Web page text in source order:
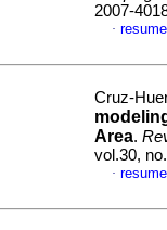
2007-
·
Cruz-
Area.
vol.30,
·